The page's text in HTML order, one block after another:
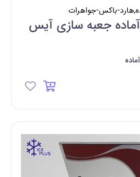
جعبه سازی آیس